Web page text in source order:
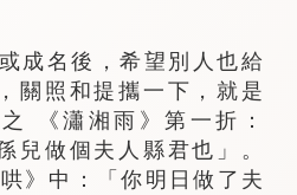
名後，希望別人也給
關照和提攜一下，就是
《瀟湘雨》第一折：
兒做個夫人縣君也」。
》中：「你明日做了夫